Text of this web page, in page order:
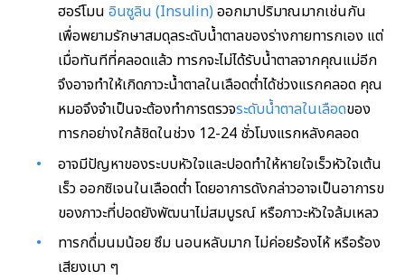
ฮอร์โมน อินซูลิน (Insulin) ออกมาปริมาณมากเช่นกัน
เพื่อพยามรักษาสมดุลระดับน้ำตาลของร่างกายทารกเอง แต่
เมื่อทันทีที่คลอดแล้ว ทารกจะไม่ได้รับน้ำตาลจากคุณแม่อีก
จึงอาจทำให้เกิดภาวะน้ำตาลในเลือดต่ำได้ช่วงแรกคลอด คุณ
หมอจึงจำเป็นจะต้องทำการตรวจระดับน้ำตาลในเลือดของ
ทารกอย่างใกล้ชิดในช่วง 12-24 ชั่วโมงแรกหลังคลอด
อาจมีปัญหาของระบบหัวใจและปอดทำให้หายใจเร็วหัวใจเต้น
เร็ว ออกซิเจนในเลือดต่ำ โดยอาการดังกล่าวอาจเป็นอาการข
ของภาวะที่ปอดยังพัฒนาไม่สมบูรณ์ หรือภาวะหัวใจล้มเหลว
ทารกดื่มนมน้อย ซึม นอนหลับมาก ไม่ค่อยร้องไห้ หรือร้อง
เสียงเบา ๆ